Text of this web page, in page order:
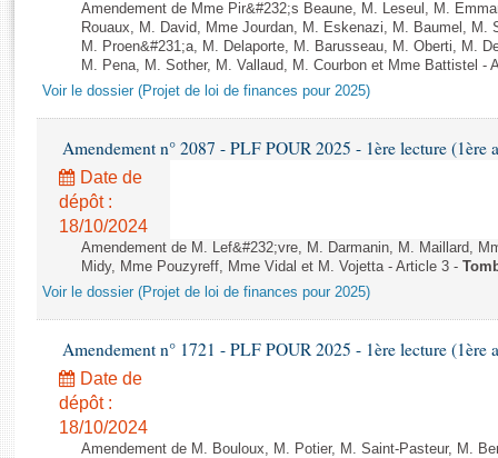
Rapports d'information
Rapports d'enquête
Rapports législatifs
Dossiers législatifs
Budget et sécurité sociale
Questions écrites et orales
Comptes rendus des débats
Liens vers les sites publics
Amendement de Mme Pir&#232;s Beaune, M. Leseul, M.
Rouaux, M. David, Mme Jourdan, M. Eskenazi, M. Baumel, M.
M. Proen&#231;a, M. Delaporte, M. Barusseau, M. Oberti, M.
M. Pena, M. Sother, M. Vallaud, M. Courbon et Mme Battistel -
Voir le dossier (Projet de loi de finances pour 2025)
Amendement n° 2087 - PLF POUR 2025 - 1ère lecture (1ère
Date de
dépôt :
18/10/2024
Amendement de M. Lef&#232;vre, M. Darmanin, M. Maillard,
Midy, Mme Pouzyreff, Mme Vidal et M. Vojetta - Article 3 -
Voir le dossier (Projet de loi de finances pour 2025)
Amendement n° 1721 - PLF POUR 2025 - 1ère lecture (1ère
Date de
dépôt :
18/10/2024
Amendement de M. Bouloux, M. Potier, M. Saint-Pasteur, M.